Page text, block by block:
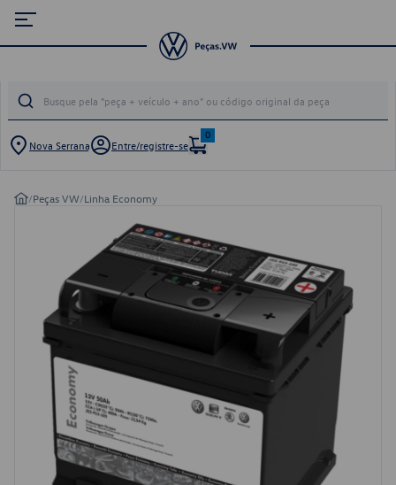
Nova Serrana Entre/registre-se
0
/Peças VW/Linha Economy